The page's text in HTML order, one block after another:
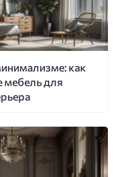
как
мебель для